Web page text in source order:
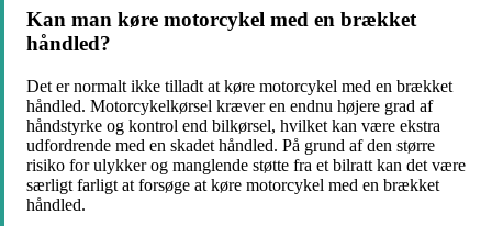
Kan man køre motorcykel med en brækket
håndled?
Det er normalt ikke tilladt at køre motorcykel med en brækket
håndled. Motorcykelkørsel kræver en endnu højere grad af
håndstyrke og kontrol end bilkørsel, hvilket kan være ekstra
udfordrende med en skadet håndled. På grund af den større
risiko for ulykker og manglende støtte fra et bilratt kan det være
særligt farligt at forsøge at køre motorcykel med en brækket
håndled.